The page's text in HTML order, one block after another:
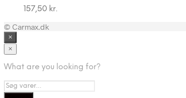
157,50 kr.
© Carmax.dk
×
×
What are you looking for?